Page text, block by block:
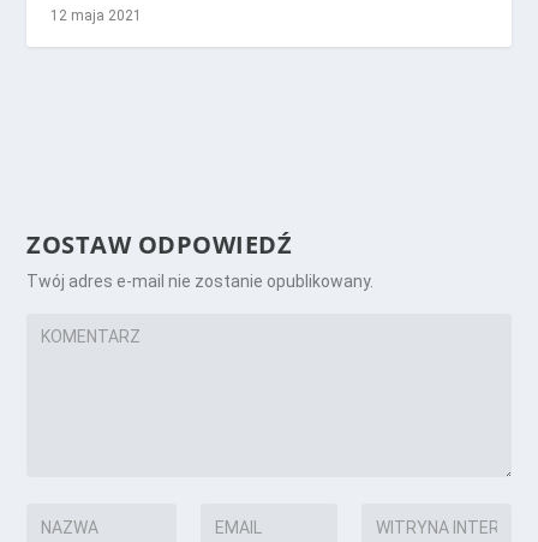
12 maja 2021
ZOSTAW ODPOWIEDŹ
Twój adres e-mail nie zostanie opublikowany.